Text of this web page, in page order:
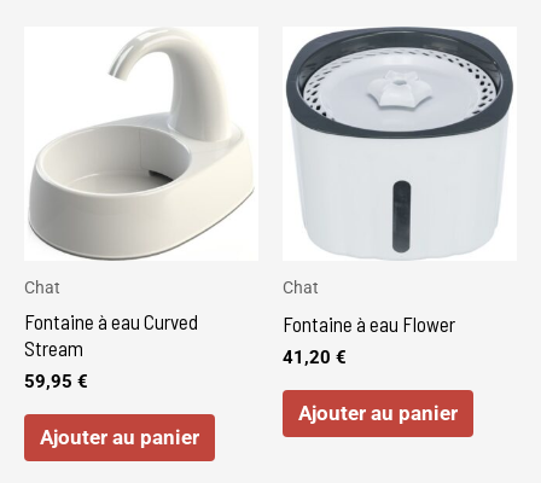
Chat
Fontaine à eau Curved
Stream
59,95 €
Ajouter au panier
Chat
Fontaine à eau Flower
41,20 €
Ajouter au panier